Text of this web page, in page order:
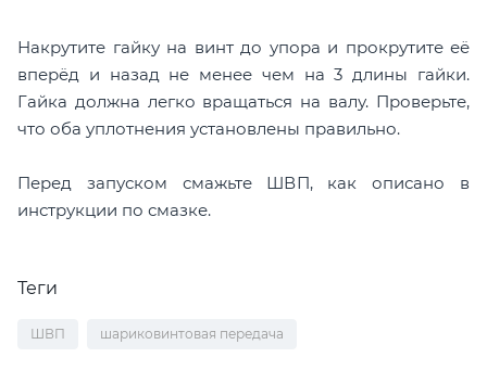
Накрутите гайку на винт до упора и прокрутите её
вперёд и назад не менее чем на 3 длины гайки.
Гайка должна легко вращаться на валу. Проверьте,
что оба уплотнения установлены правильно.
Перед запуском смажьте ШВП, как описано в
инструкции по смазке.
Теги
ШВП шариковинтовая передача